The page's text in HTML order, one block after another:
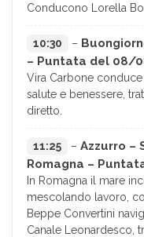
Conducono Lorella
10:30 –
– Puntata del 08/
Vira Carbone
salute e benessere,
diretto.
11:25 – Azzurro –
Romagna –
In Romagna il mare
mescolando lavoro,
Beppe Convertini
Canale Leonardesco,